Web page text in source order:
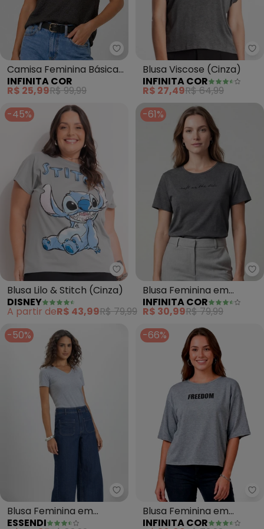
Infinita Cor - Camisa Feminina
Camisa Feminina Básica
Malha Tapirus (Cinza)
INFINITA COR
R$ 25,99R$ 99,99
Blusa Viscose (Cinza)
INFINITA COR
R$ 27,49R$ 64,99
-45%
Disney - Blusa Lilo & Stitch
Blusa Lilo & Stitch (Cinza)
DISNEY
A partir deR$ 43,99R$ 79,99
-61%
Blusa Feminina em
Molecotton Viscose
(Cinza)
INFINITA COR
R$ 30,99R$ 79,99
-50%
Essendi - Blusa Feminina em
Blusa Feminina em
Cotton (Cinza)
ESSENDI
-66%
Blusa Feminina em
Viscotorcion (Cinza)
INFINITA COR